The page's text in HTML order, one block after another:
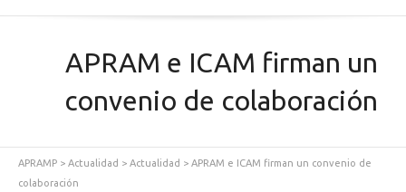
APRAM e ICAM firman un
convenio de colaboración
APRAMP > Actualidad > Actualidad > APRAM e ICAM firman un convenio de
colaboración